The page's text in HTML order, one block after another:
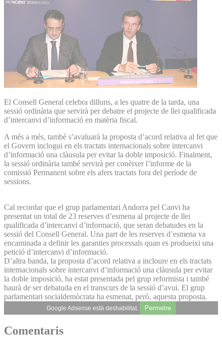
El Consell General celebra dilluns, a les quatre de la tarda, una
sessió ordinària que servirà per debatre el projecte de llei qualificada
d’intercanvi d’informació en matèria fiscal.
A més a més, també s’avaluarà la proposta d’acord relativa al fet que
el Govern inclogui en els tractats internacionals sobre intercanvi
d’informació una clàusula per evitar la doble imposició. Finalment,
la sessió ordinària també servirà per conèixer l’informe de la
comissió Permanent sobre els afers tractats fora del període de
sessions.
Cal recordar que el grup parlamentari Andorra pel Canvi ha
presentat un total de 23 reserves d’esmena al projecte de llei
qualificada d’intercanvi d’informació, que seran debatudes en la
sessió del Consell General. Una part de les reserves d’esmena va
encaminada a definir les garanties processals quan es produeixi una
petició d’intercanvi d’informació.
D’altra banda, la proposta d’acord relativa a incloure en els tractats
internacionals sobre intercanvi d’informació una clàusula per evitar
la doble imposició, ha estat presentada pel grup reformista i també
haurà de ser debatuda en el transcurs de la sessió d’avui. El grup
parlamentari socialdemòcrata ha esmenat, però, aquesta proposta.
Google Adsense està deshabilitat. Permetre
Comentaris